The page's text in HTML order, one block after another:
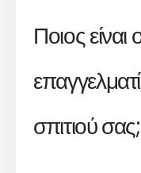
Ποιος
σπιτιού σας;